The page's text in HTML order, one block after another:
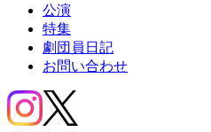
公演
特集
劇団員日記
お問い合わせ